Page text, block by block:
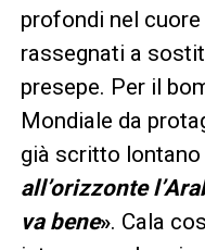
profondi nel
rassegnati a
presepe. Per il
Mondiale da
già scritto
all’orizzonte
va bene». Cala